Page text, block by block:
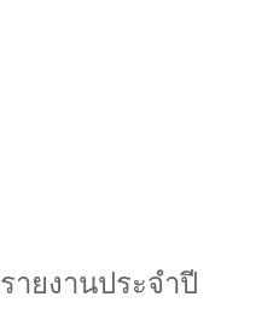
รายงานประจำปี